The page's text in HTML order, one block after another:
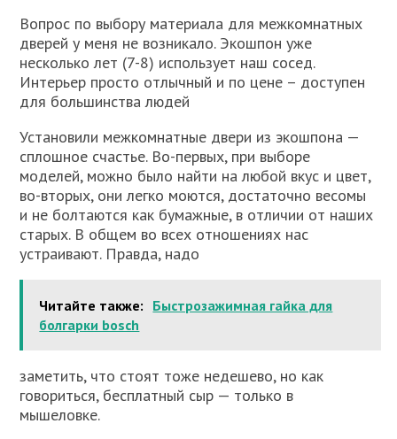
Вопрос по выбору материала для межкомнатных
дверей у меня не возникало. Экошпон уже
несколько лет (7-8) использует наш сосед.
Интерьер просто отлычный и по цене – доступен
для большинства людей
Установили межкомнатные двери из экошпона —
сплошное счастье. Во-первых, при выборе
моделей, можно было найти на любой вкус и цвет,
во-вторых, они легко моются, достаточно весомы
и не болтаются как бумажные, в отличии от наших
старых. В общем во всех отношениях нас
устраивают. Правда, надо
Читайте также: Быстрозажимная гайка для
болгарки bosch
заметить, что стоят тоже недешево, но как
говориться, бесплатный сыр — только в
мышеловке.